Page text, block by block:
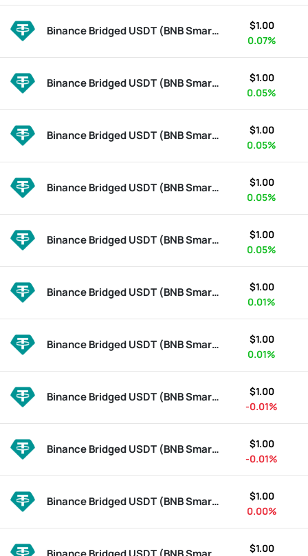
Binance Bridged USDT (BNB Smart Chain) BSC-USD
$1.00
0.07%
Binance Bridged USDT (BNB Smart Chain) BSC-USD
$1.00
0.05%
Binance Bridged USDT (BNB Smart Chain) BSC-USD
$1.00
0.05%
Binance Bridged USDT (BNB Smart Chain) BSC-USD
$1.00
0.05%
Binance Bridged USDT (BNB Smart Chain) BSC-USD
$1.00
0.05%
Binance Bridged USDT (BNB Smart Chain) BSC-USD
$1.00
0.01%
Binance Bridged USDT (BNB Smart Chain) BSC-USD
$1.00
0.01%
Binance Bridged USDT (BNB Smart Chain) BSC-USD
$1.00
-0.01%
Binance Bridged USDT (BNB Smart Chain) BSC-USD
$1.00
-0.01%
Binance Bridged USDT (BNB Smart Chain) BSC-USD
$1.00
0.00%
$1.00